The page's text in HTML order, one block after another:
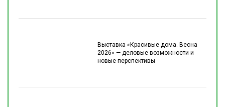
Выставка «Красивые дома. Весна
2026» — деловые возможности и
новые перспективы